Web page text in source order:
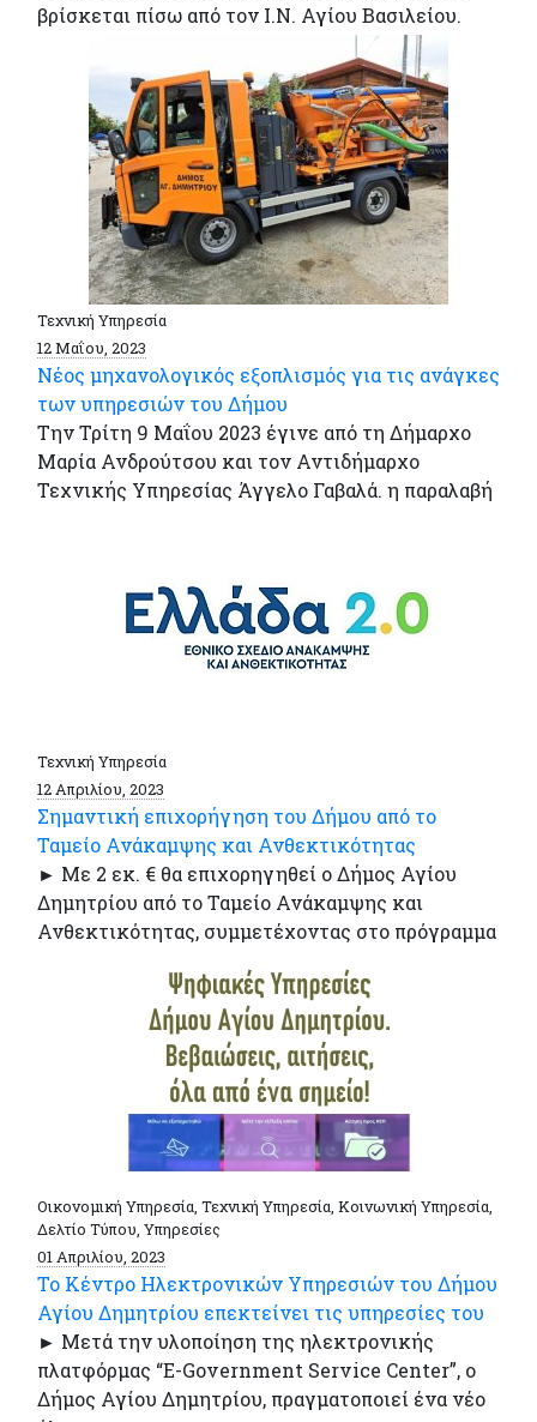
βρίσκεται πίσω από τον Ι.Ν. Αγίου Βασιλείου.
Τεχνική Υπηρεσία
12 Μαΐου, 2023
Νέος μηχανολογικός εξοπλισμός για τις ανάγκες
των υπηρεσιών του Δήμου
Την Τρίτη 9 Μαΐου 2023 έγινε από τη Δήμαρχο
Μαρία Ανδρούτσου και τον Αντιδήμαρχο
Τεχνικής Υπηρεσίας Άγγελο Γαβαλά. η παραλαβή
Τεχνική Υπηρεσία
12 Απριλίου, 2023
Σημαντική επιχορήγηση του Δήμου από το
Ταμείο Ανάκαμψης και Ανθεκτικότητας
► Με 2 εκ. € θα επιχορηγηθεί ο Δήμος Αγίου
Δημητρίου από το Ταμείο Ανάκαμψης και
Ανθεκτικότητας, συμμετέχοντας στο πρόγραμμα
Οικονομική Υπηρεσία, Τεχνική Υπηρεσία, Κοινωνική Υπηρεσία,
Δελτίο Τύπου, Υπηρεσίες
01 Απριλίου, 2023
To Κέντρο Ηλεκτρονικών Υπηρεσιών του Δήμου
Αγίου Δημητρίου επεκτείνει τις υπηρεσίες του
► Μετά την υλοποίηση της ηλεκτρονικής
πλατφόρμας “E-Government Service Center”, ο
Δήμος Αγίου Δημητρίου, πραγματοποιεί ένα νέο